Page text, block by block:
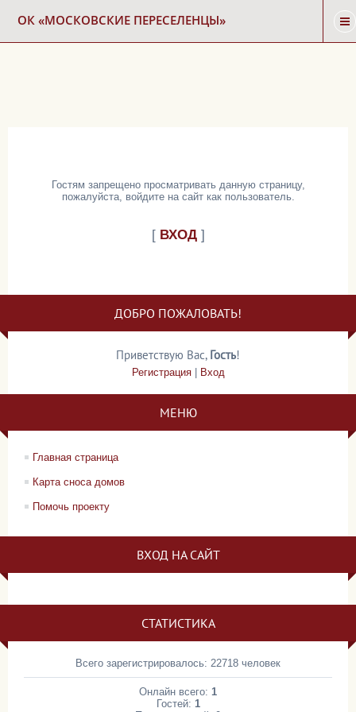
ОК «МОСКОВСКИЕ ПЕРЕСЕЛЕНЦЫ»
Гостям запрещено просматривать данную страницу,
пожалуйста, войдите на сайт как пользователь.
[ ВХОД]
ДОБРО ПОЖАЛОВАТЬ!
Приветствую Вас, Гость!
Регистрация| Вход
МЕНЮ
Главная страница
Карта сноса домов
Помочь проекту
ВХОД НА САЙТ
СТАТИСТИКА
Всего зарегистрировалось: 22718 человек
Онлайн всего: 1
Гостей: 1